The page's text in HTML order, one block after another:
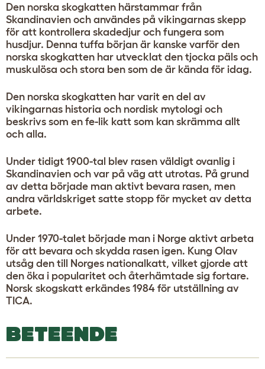
Den norska skogkatten härstammar från
Skandinavien och användes på vikingarnas skepp
för att kontrollera skadedjur och fungera som
husdjur. Denna tuffa början är kanske varför den
norska skogkatten har utvecklat den tjocka päls och
muskulösa och stora ben som de är kända för idag.
Den norska skogkatten har varit en del av
vikingarnas historia och nordisk mytologi och
beskrivs som en fe-lik katt som kan skrämma allt
och alla.
Under tidigt 1900-tal blev rasen väldigt ovanlig i
Skandinavien och var på väg att utrotas. På grund
av detta började man aktivt bevara rasen, men
andra världskriget satte stopp för mycket av detta
arbete.
Under 1970-talet började man i Norge aktivt arbeta
för att bevara och skydda rasen igen. Kung Olav
utsåg den till Norges nationalkatt, vilket gjorde att
den öka i popularitet och återhämtade sig fortare.
Norsk skogskatt erkändes 1984 för utställning av
TICA.
BETEENDE